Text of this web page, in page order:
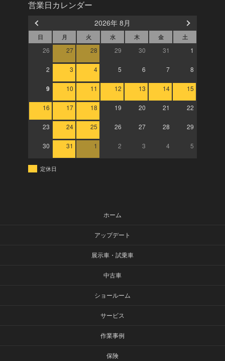
営業日カレンダー
2026年 8月
日 月 火 水 木 金 土
26 27 28 29 30 31 1
2 3 4 5 6 7 8
9 10 11 12 13 14 15
16 17 18 19 20 21 22
23 24 25 26 27 28 29
30 31 1 2 3 4 5
定休日
ホーム
アップデート
展示車・試乗車
中古車
ショールーム
サービス
作業事例
保険